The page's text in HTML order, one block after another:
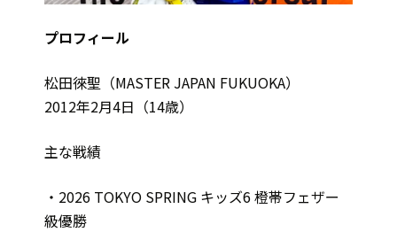
プロフィール
松田徠聖（MASTER JAPAN FUKUOKA）
2012年2月4日（14歳）
主な戦績
・2026 TOKYO SPRING キッズ6 橙帯フェザー
級優勝